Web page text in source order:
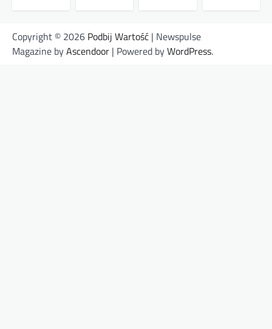
Copyright © 2026 Podbij Wartość | Newspulse
Magazine byAscendoor | Powered byWordPress.